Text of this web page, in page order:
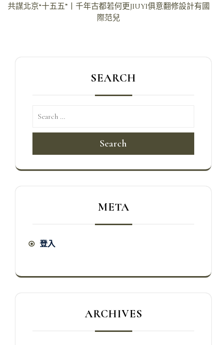
章
共謀北京“十五五”丨千年古都若何更JIUYI俱意翻修設計有國
際范兒
SEARCH
Search
META
登入
ARCHIVES